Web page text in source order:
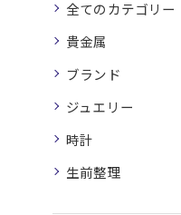
全てのカテゴリー
貴金属
ブランド
ジュエリー
時計
生前整理